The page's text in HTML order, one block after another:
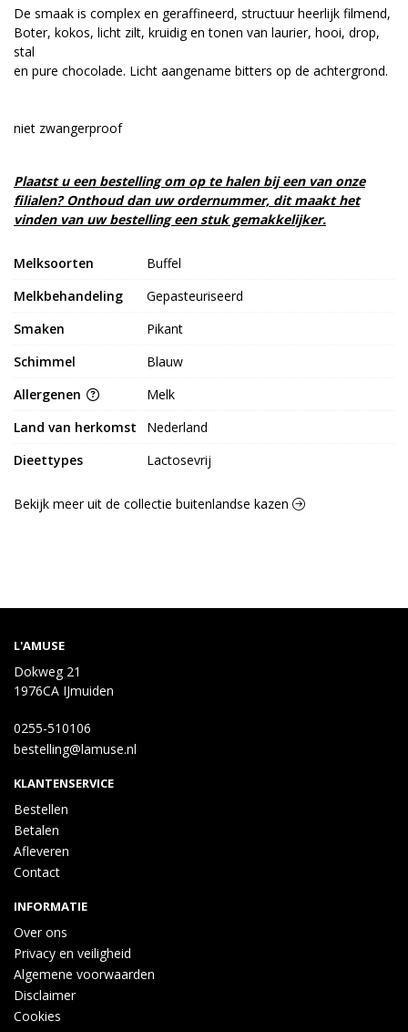
De smaak is complex en geraffineerd, structuur heerlijk filmend,
Boter, kokos, licht zilt, kruidig en tonen van laurier, hooi, drop,
stal
en pure chocolade. Licht aangename bitters op de achtergrond.
niet zwangerproof
Plaatst u een bestelling om op te halen bij een van onze
filialen? Onthoud dan uw ordernummer, dit maakt het
vinden van uw bestelling een stuk gemakkelijker.
Melksoorten
Buffel
Melkbehandeling
Gepasteuriseerd
Smaken
Pikant
Schimmel
Blauw
Allergenen
Melk
Land van herkomst
Nederland
Dieettypes
Lactosevrij
Bekijk meer uit de collectie buitenlandse kazen
L'AMUSE
Dokweg 21
1976CA IJmuiden
0255-510106
bestelling@lamuse.nl
KLANTENSERVICE
Bestellen
Betalen
Afleveren
Contact
INFORMATIE
Over ons
Privacy en veiligheid
Algemene voorwaarden
Disclaimer
Cookies